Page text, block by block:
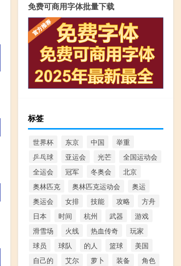
免费可商用字体批量下载
标签
世界杯 东京 中国
举重
乒乓球
亚运会 光芒
全国运动会
全运会
冠军 冬奥会
北京
奥林匹克
奥林匹克运动会
奥运
奥运会
女排 技能 攻略
方舟
日本
时间 杭州 武器
游戏
滑雪场
火线 热血传奇
玩家
球员
球队 的人 篮球
美国
自己的
艾尔 萝卜 装备
角色